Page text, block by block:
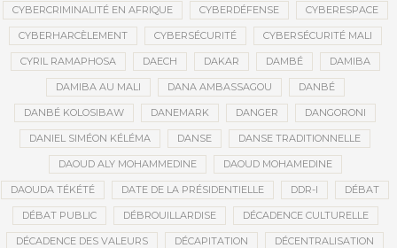
CYBERCRIMINALITÉ EN AFRIQUE CYBERDÉFENSE CYBERESPACE
CYBERHARCÈLEMENT CYBERSÉCURITÉ CYBERSÉCURITÉ MALI
CYRIL RAMAPHOSA DAECH DAKAR DAMBÉ DAMIBA
DAMIBA AU MALI DANA AMBASSAGOU DANBÉ
DANBÉ KOLOSIBAW DANEMARK DANGER DANGORONI
DANIEL SIMÉON KÉLÉMA DANSE DANSE TRADITIONNELLE
DAOUD ALY MOHAMMEDINE DAOUD MOHAMEDINE
DAOUDA TÉKÉTÉ DATE DE LA PRÉSIDENTIELLE DDR-I DÉBAT
DÉBAT PUBLIC DÉBROUILLARDISE DÉCADENCE CULTURELLE
DÉCADENCE DES VALEURS DÉCAPITATION DÉCENTRALISATION